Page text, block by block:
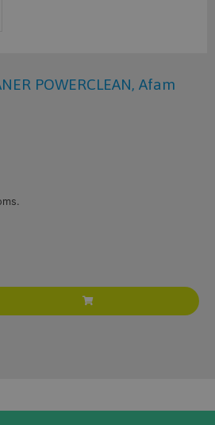
POWERCLEAN, Afam